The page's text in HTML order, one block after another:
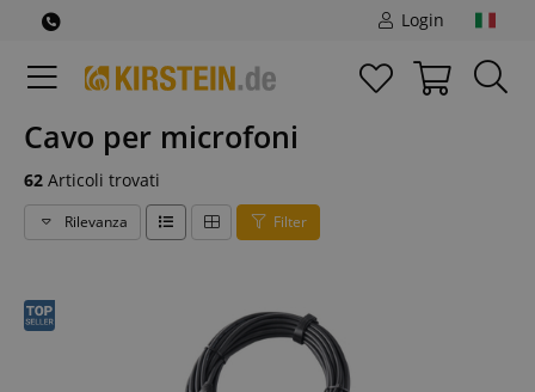
Login
Cavo per microfoni
62 Articoli trovati
Rilevanza Filter